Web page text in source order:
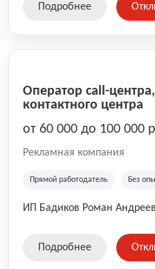
Подробнее
Оператор call-
контактного центра
от 60 000 до 100 000
Рекламная компания
Прямой работодатель Без
ИП Бадиков Роман
Подробнее